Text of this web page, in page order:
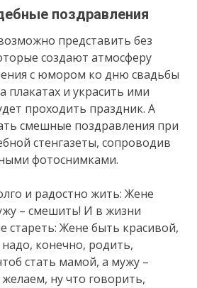
поздравления
представить без
создают атмосферу
с юмором ко дню свадьбы
плакатах и украсить ими
проходить праздник. А
смешные поздравления при
стенгазеты, сопроводив
фотоснимками.
и радостно жить: Жене
– смешить! И в жизни
стареть: Жене быть красивой,
конечно, родить,
стать мамой, а мужу –
ну что говорить,